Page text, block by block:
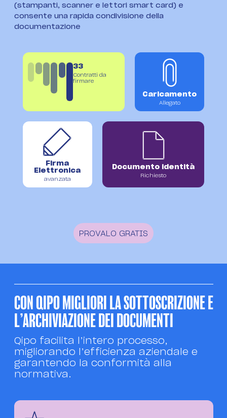
(stampanti, scanner e lettori smart card) e
consente una rapida condivisione della
documentazione
33
Contratti da
firmare
Caricamento
Allegato
Firma
Elettronica
avanzata
Documento identità
Richiesto
PROVALO GRATIS
CON QIPO MIGLIORI LA SOTTOSCRIZIONE E
L’ARCHIVIAZIONE DEI DOCUMENTI
Qipo facilita l’intero processo,
migliorando l’efficienza aziendale e
garantendo la conformità alla
normativa.